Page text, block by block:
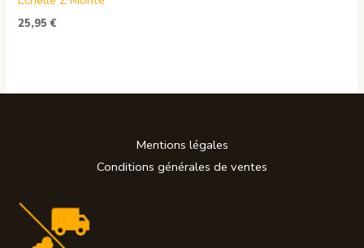
25,95€
Mentions légales
Conditions générales de ventes